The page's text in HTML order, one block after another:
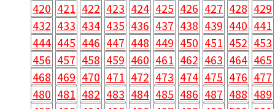
420 421 422 423 424 425 426 427 428 429
432 433 434 435 436 437 438 439 440 441
444 445 446 447 448 449 450 451 452 453
456 457 458 459 460 461 462 463 464 465
468 469 470 471 472 473 474 475 476 477
480 481 482 483 484 485 486 487 488 489